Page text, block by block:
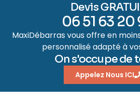
Devis
06 51 63 20
MaxiDébarras vous offre en
personnalisé adapté à
On s'occupe de
Appelez Nous ICI